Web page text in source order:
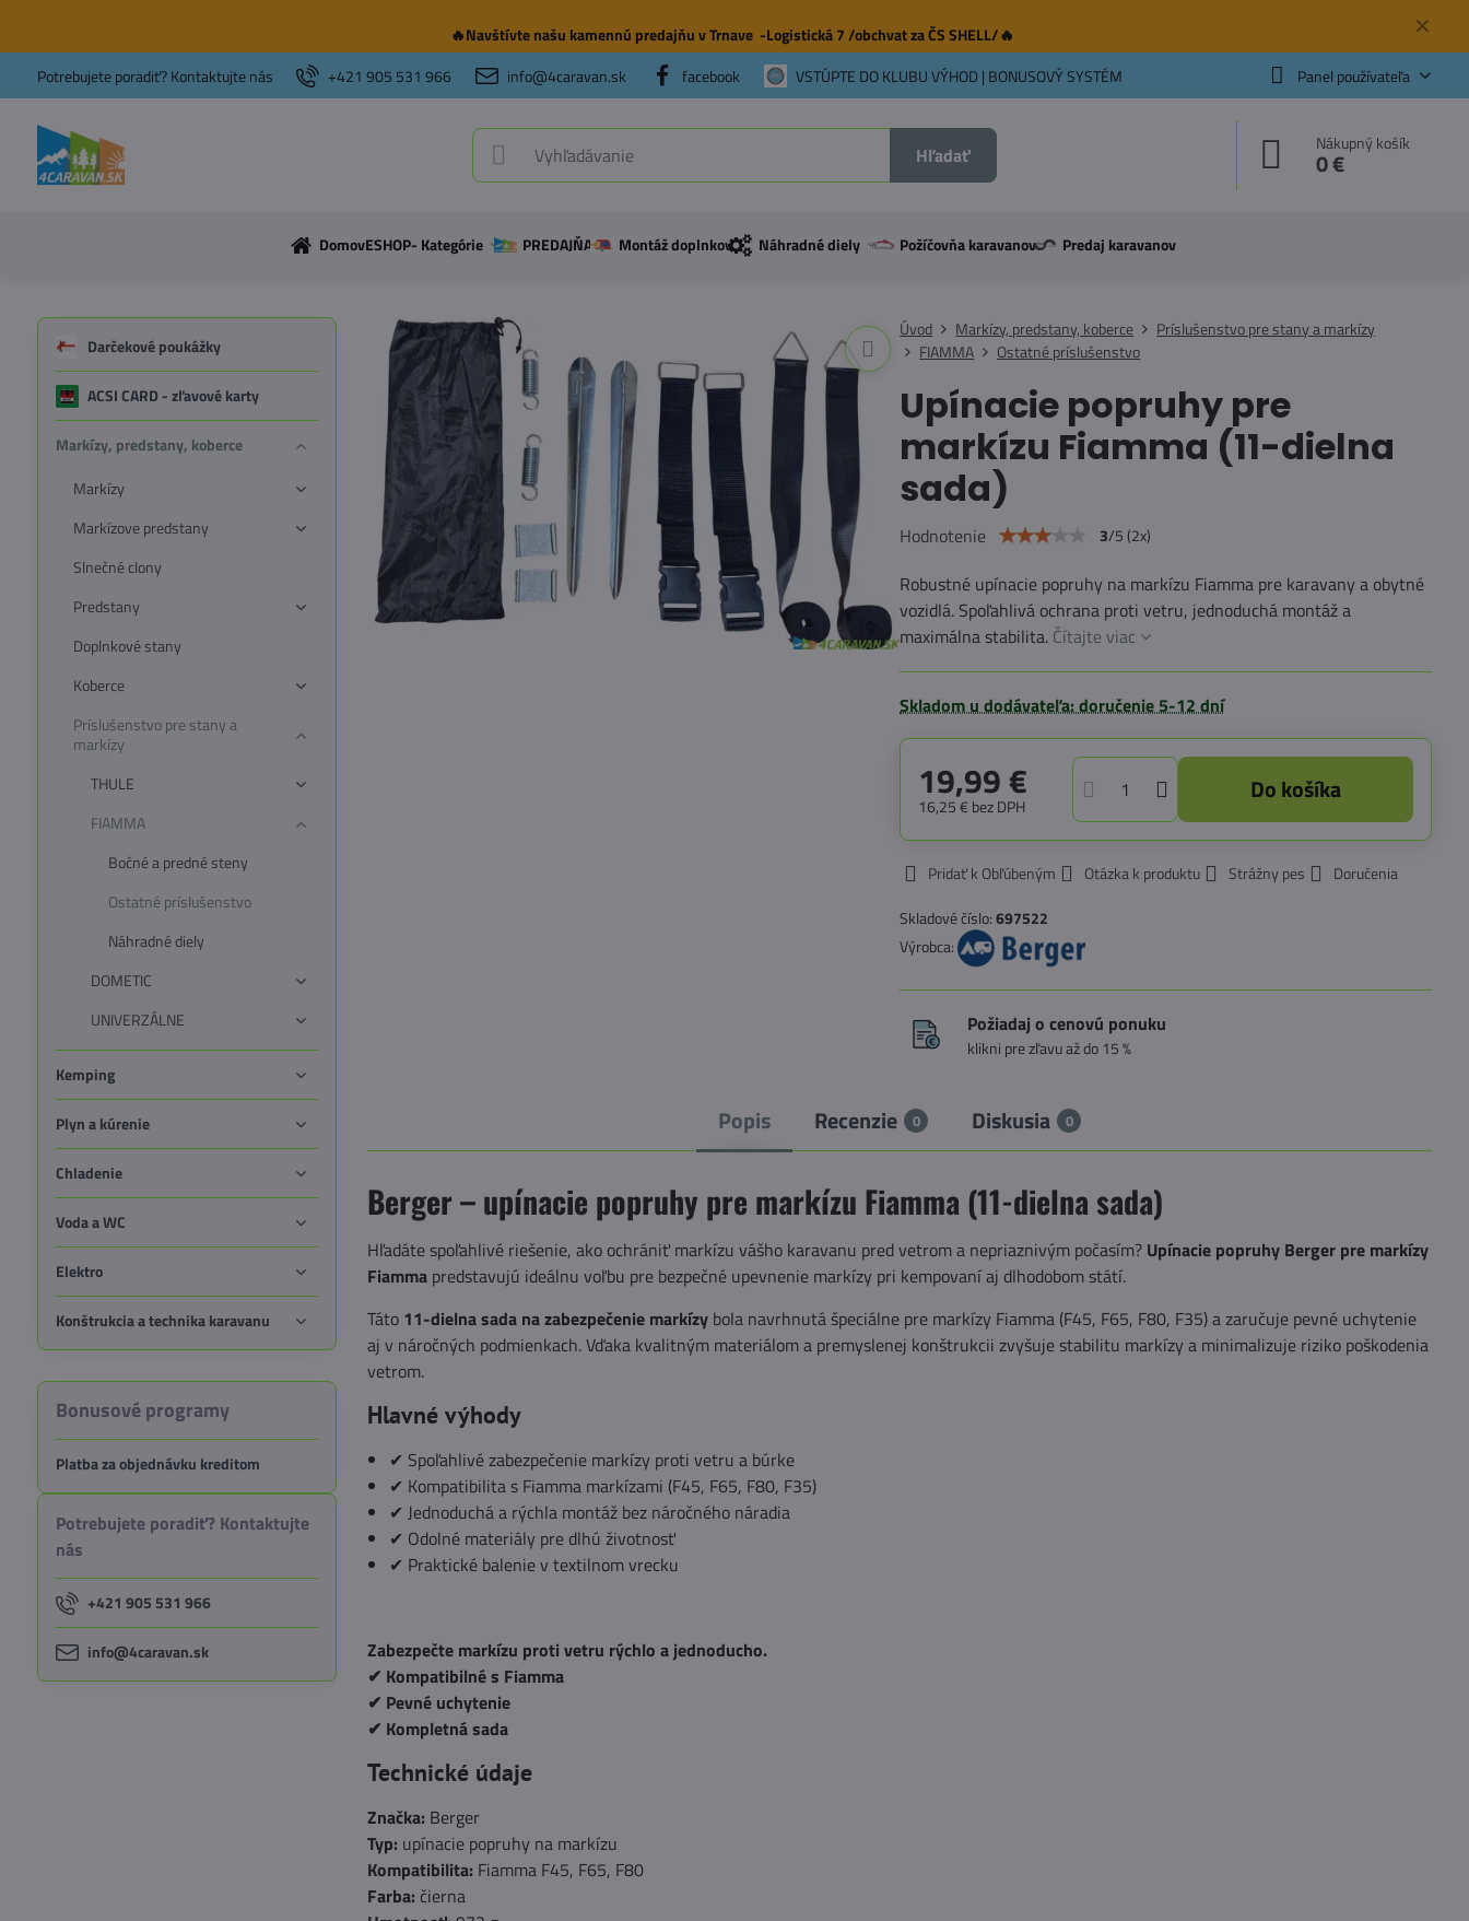
✕
🔥Navštívte našu kamennú predajňuv Trnave -Logistická 7 /obchvat za ČS SHELL/🔥
Potrebujete poradiť? Kontaktujte nás
+421 905 531 966 info@4caravan.sk facebook VSTÚPTE DO KLUBU VÝHOD | BONUSOVÝ SYSTÉM Panel používateľa
Hľadať Nákupný košík
0 €
DomovESHOP- Kategórie PREDAJŇA Montáž doplnkov Náhradné diely Požíčovňa karavanov Predaj karavanov
Úvod Markízy, predstany, koberce
Príslušenstvo pre stany a markízy
FIAMMA
Ostatné príslušenstvo
Upínacie popruhy pre
markízu Fiamma (11-dielna
sada)
Hodnotenie 3/5(2x)
Robustné upínacie popruhy na markízu Fiamma pre karavany a obytné
vozidlá. Spoľahlivá ochrana proti vetru, jednoduchá montáž a
maximálna stabilita. Čítajte viac
Skladom u dodávateľa: doručenie 5-12 dní
19,99 €
16,25 € bez DPH
Do košíka
Pridať k Obľúbeným Otázka k produktu Strážny pes
Doručenia
Skladové číslo:697522
Výrobca:
Požiadaj o cenovú ponuku
klikni pre zľavu až do 15 %
Popis Recenzie 0 Diskusia 0
Berger – upínacie popruhy pre markízu Fiamma (11-dielna sada)
Hľadáte spoľahlivé riešenie, ako ochrániť markízu vášho karavanu pred vetrom a nepriaznivým počasím? Upínacie popruhy Berger pre markízy
Fiamma predstavujú ideálnu voľbu pre bezpečné upevnenie markízy pri kempovaní aj dlhodobom státí.
Táto 11-dielna sada na zabezpečenie markízy bola navrhnutá špeciálne pre markízy Fiamma (F45, F65, F80, F35) a zaručuje pevné uchytenie
aj v náročných podmienkach. Vďaka kvalitným materiálom a premyslenej konštrukcii zvyšuje stabilitu markízy a minimalizuje riziko poškodenia
vetrom.
Hlavné výhody
✔ Spoľahlivé zabezpečenie markízy proti vetru a búrke
✔ Kompatibilita s Fiamma markízami (F45, F65, F80, F35)
✔ Jednoduchá a rýchla montáž bez náročného náradia
✔ Odolné materiály pre dlhú životnosť
✔ Praktické balenie v textilnom vrecku
Zabezpečte markízu proti vetru rýchlo a jednoducho.
✔ Kompatibilné s Fiamma
✔ Pevné uchytenie
✔ Kompletná sada
Technické údaje
Značka: Berger
Typ: upínacie popruhy na markízu
Kompatibilita: Fiamma F45, F65, F80
Farba: čierna
Darčekové poukážky
ACSI CARD - zľavové karty
Markízy, predstany, koberce
Markízy
Markízove predstany
Slnečné clony
Predstany
Doplnkové stany
Koberce
Príslušenstvo pre stany a
markízy
THULE
FIAMMA
Bočné a predné steny
Ostatné príslušenstvo
Náhradné diely
DOMETIC
UNIVERZÁLNE
Kemping
Plyn a kúrenie
Chladenie
Voda a WC
Elektro
Konštrukcia a technika karavanu
Bonusové programy
Platba za objednávku kreditom
Potrebujete poradiť? Kontaktujte
nás
+421 905 531 966
info@4caravan.sk